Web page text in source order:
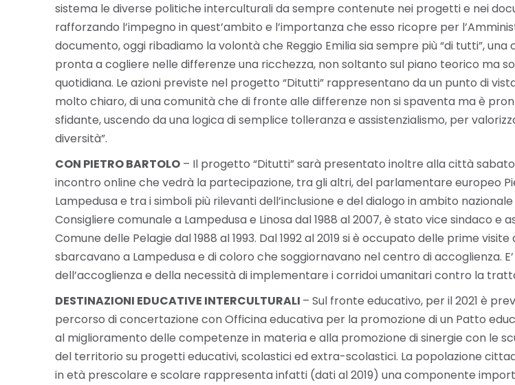
sistema le diverse politiche interculturali da sempre contenute nei progetti e nei
rafforzando l’impegno in quest’ambito e l’importanza che esso ricopre per
documento, oggi ribadiamo la volontà che Reggio Emilia sia sempre più “di tutti”,
pronta a cogliere nelle differenze una ricchezza, non soltanto sul piano teorico ma
quotidiana. Le azioni previste nel progetto “Ditutti” rappresentano da un punto di
molto chiaro, di una comunità che di fronte alle differenze non si spaventa ma è
sfidante, uscendo da una logica di semplice tolleranza e assistenzialismo, per
diversità”.
CON PIETRO BARTOLO – Il progetto “Ditutti” sarà presentato inoltre alla città
incontro online che vedrà la partecipazione, tra gli altri, del parlamentare europeo
Lampedusa e tra i simboli più rilevanti dell’inclusione e del dialogo in ambito
Consigliere comunale a Lampedusa e Linosa dal 1988 al 2007, è stato vice sindaco e
Comune delle Pelagie dal 1988 al 1993. Dal 1992 al 2019 si è occupato delle prime
sbarcavano a Lampedusa e di coloro che soggiornavano nel centro di accoglienza.
dell’accoglienza e della necessità di implementare i corridoi umanitari contro la
DESTINAZIONI EDUCATIVE INTERCULTURALI – Sul fronte educativo, per il 2021 è
percorso di concertazione con Officina educativa per la promozione di un Patto
al miglioramento delle competenze in materia e alla promozione di sinergie con le
del territorio su progetti educativi, scolastici ed extra-scolastici. La popolazione
in età prescolare e scolare rappresenta infatti (dati al 2019) una componente